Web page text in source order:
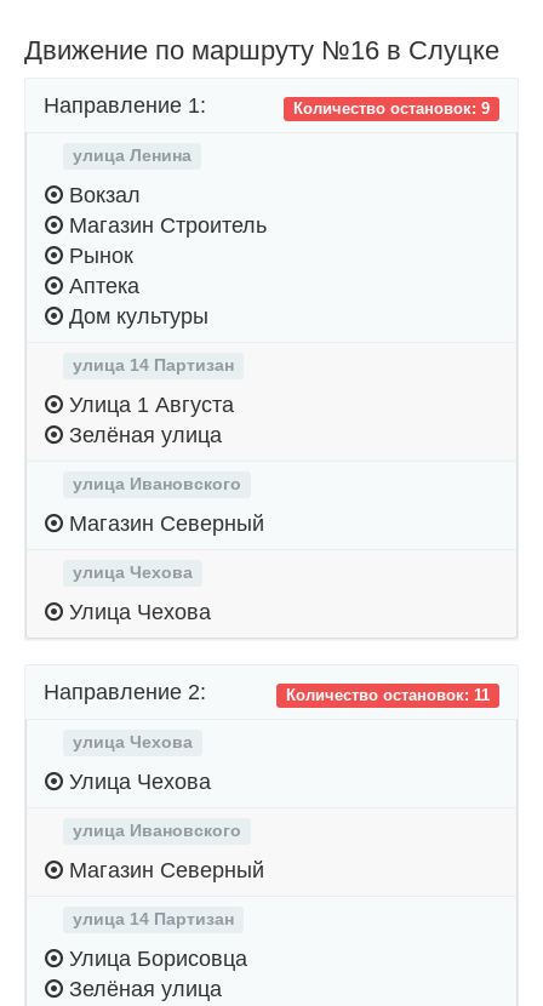
Движение по маршруту №16 в Слуцке
Количество остановок: 9
Направление 1:
улица Ленина
Вокзал
Магазин Строитель
Рынок
Аптека
Дом культуры
улица 14 Партизан
Улица 1 Августа
Зелёная улица
улица Ивановского
Магазин Северный
улица Чехова
Улица Чехова
Количество остановок: 11
Направление 2:
улица Чехова
Улица Чехова
улица Ивановского
Магазин Северный
улица 14 Партизан
Улица Борисовца
Зелёная улица